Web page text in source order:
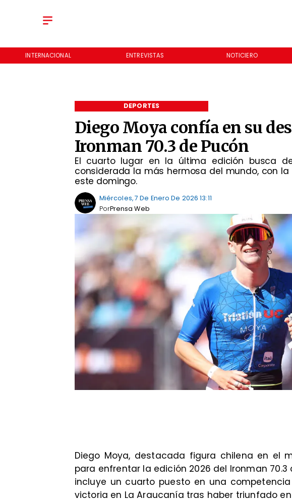
ENTREVISTAS NOTICIERO INICIO
Diego Moya confía en su
Ironman 70.3 de Pucón
El cuarto lugar en la última edición busca
considerada la más hermosa del mundo, con
este domingo.
DEPORTES
Miércoles, 7 De Enero De 2026 13:11
Prensa Web
Por
Diego Moya, destacada figura chilena en el
para enfrentar la edición 2026 del Ironman 70.3
incluye un cuarto puesto en una
victoria en La Araucanía tras haber triunfado